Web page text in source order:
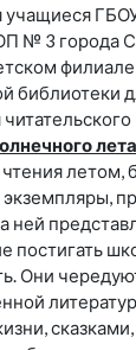
учащиеся
№ 3 города
библиотеки
летом,
экземпляры,
ней
постигать
Они